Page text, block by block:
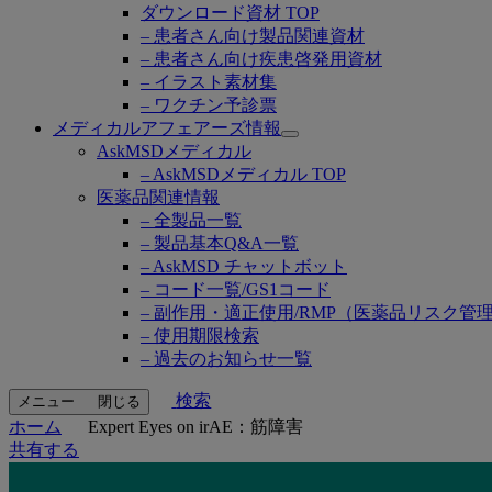
ダウンロード資材 TOP
– 患者さん向け製品関連資材
– 患者さん向け疾患啓発用資材
– イラスト素材集
– ワクチン予診票
メディカルアフェアーズ情報
Open
AskMSDメディカル
– AskMSDメディカル TOP
医薬品関連情報
– 全製品一覧
– 製品基本Q&A一覧
– AskMSD チャットボット
– コード一覧/GS1コード
– 副作用・適正使用/RMP（医薬品リスク管
– 使用期限検索
– 過去のお知らせ一覧
メニュー 閉じる
検索
ホーム
Expert Eyes on irAE：筋障害
共有する